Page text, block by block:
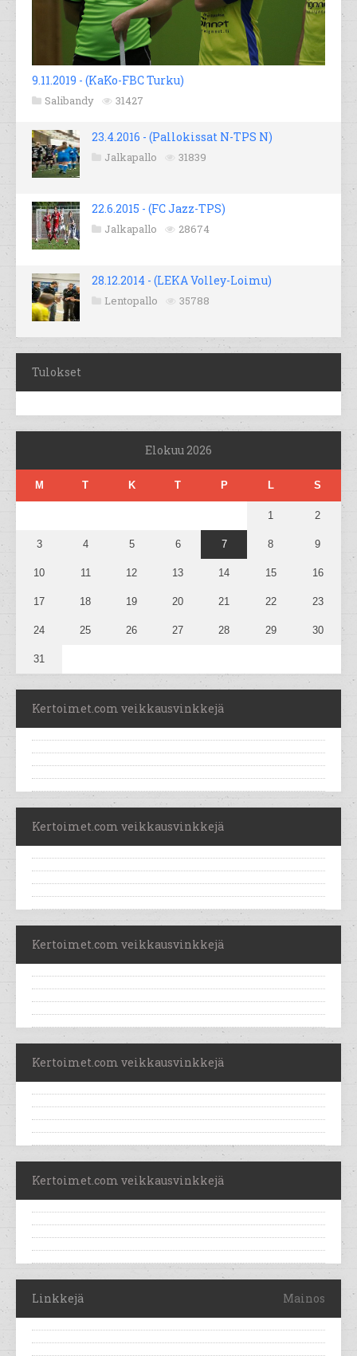
9.11.2019 - (KaKo-FBC Turku)
Salibandy 31427
23.4.2016 - (Pallokissat N-TPS N)
Jalkapallo 31839
22.6.2015 - (FC Jazz-TPS)
Jalkapallo 28674
28.12.2014 - (LEKA Volley-Loimu)
Lentopallo 35788
Tulokset
Elokuu 2026
M T K T P L S
1 2
3 4 5 6 7 8 9
10 11 12 13 14 15 16
17 18 19 20 21 22 23
24 25 26 27 28 29 30
31
Kertoimet.com veikkausvinkkejä
Kertoimet.com veikkausvinkkejä
Kertoimet.com veikkausvinkkejä
Kertoimet.com veikkausvinkkejä
Kertoimet.com veikkausvinkkejä
Linkkejä Mainos